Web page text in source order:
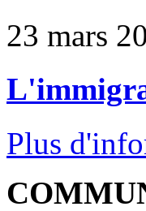
23 mars
Plus